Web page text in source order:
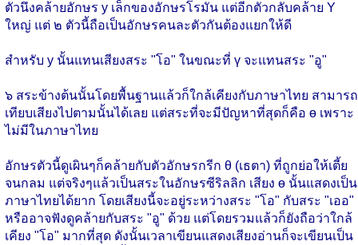
ตัวนึงคล้ายอักษร y เล็กของอักษรโรมัน แต่อีกตัวกลับคล้าย Y
ใหญ่ แต่ ๒ ตัวนี้ถือเป็นอักษรคนละตัวกันต้องแยกให้ดี
สำหรับ у นั้นแทนเสียงสระ "โอ" ในขณะที่ ү จะแทนสระ "อู"
๖ สระข้างต้นนั้นโดยพื้นฐานแล้วก็ใกล้เคียงกับภาษาไทย สามารถ
เทียบเสียงไปตามนั้นได้เลย แต่สระที่จะมีปัญหาที่สุดก็คือ ө เพราะ
ไม่มีในภาษาไทย
อักษรตัวนี้ดูเผินๆก็คล้ายกับตัวอักษรกรีก θ (เธตา) ที่ถูกย่อให้เตี้ย
จนกลม แต่จริงๆแล้วเป็นสระในอักษรซีริลลิก เสียง ө นั้นแสดงเป็น
ภาษาไทยได้ยาก โดยเสียงนี้จะอยู่ระหว่างสระ "โอ" กับสระ "เออ"
หรืออาจฟังดูคล้ายกับสระ "อู" ด้วย แต่โดยรวมแล้วก็ยังถือว่าใกล้
เคียง "โอ" มากที่สุด ดังนั้นเวลาเขียนแสดงเสียงอ่านก็จะเขียนเป็น